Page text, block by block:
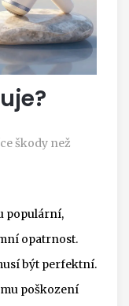
škody než
populární,
opatrnost.
být perfektní.
poškození